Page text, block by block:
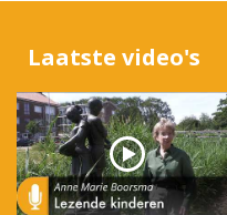
Laatste video's